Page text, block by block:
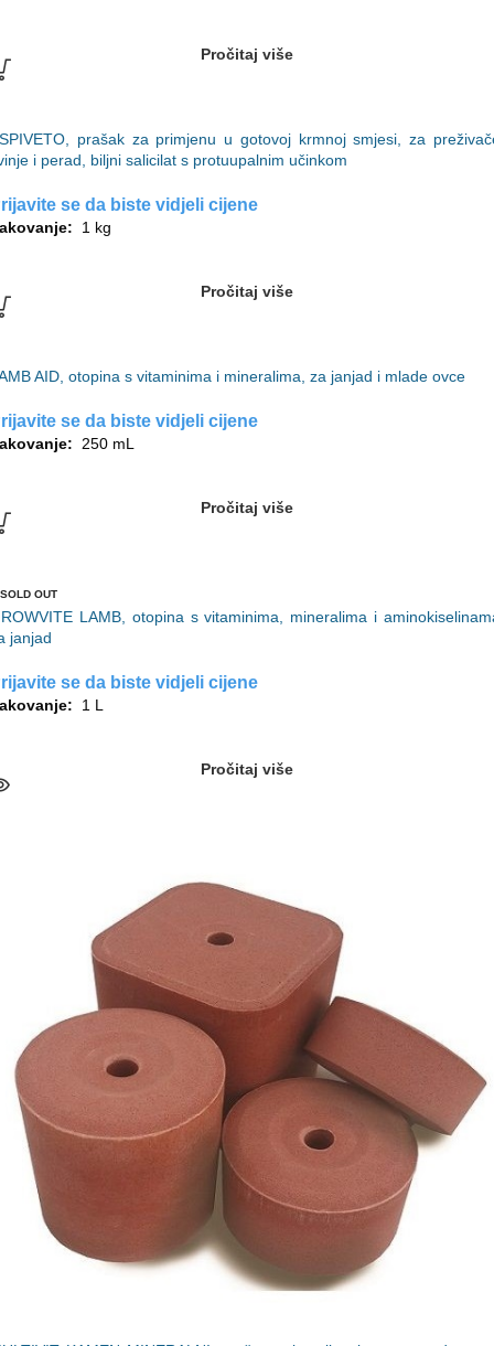
Pročitaj više
prašak za primjenu u gotovoj krmnoj smjesi, za
i perad, biljni salicilat s protuupalnim učinkom
se da biste vidjeli cijene
1 kg
Pročitaj više
AID, otopina s vitaminima i mineralima, za janjad i mlade ovce
se da biste vidjeli cijene
250 mL
Pročitaj više
SOLD OUT
LAMB, otopina s vitaminima, mineralima i
janjad
se da biste vidjeli cijene
1 L
Pročitaj više